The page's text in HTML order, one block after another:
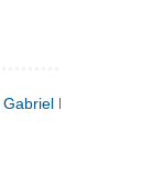
Borkman ;